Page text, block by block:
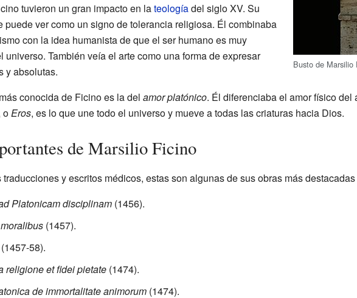
Busto de Marsilio
tuvieron un gran impacto en lateologíadel siglo XV. Su
puede ver como un signo de tolerancia religiosa. Él combinaba
con la idea humanista de que el ser humano es muy
universo. También veía el arte como una forma de expresar
y absolutas.
conocida de Ficino es la del amor platónico. Él diferenciaba el amor físico del
oEros, es lo que une todo el universo y mueve a todas las criaturas hacia Dios.
de Marsilio Ficino
y escritos médicos, estas son algunas de sus obras más
Platonicam disciplinam(1456).
(1457).
58).
religione et fidei pietate(1474).
de immortalitate animorum(1474).